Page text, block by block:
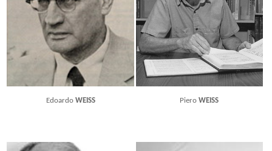
Edoardo WEISS PieroWEISS